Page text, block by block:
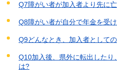
Q7障がい者が加入者より先に
Q8障がい者が自分で年金を受
Q9どんなとき、加入者として
Q10加入後、県外に転出した
は?